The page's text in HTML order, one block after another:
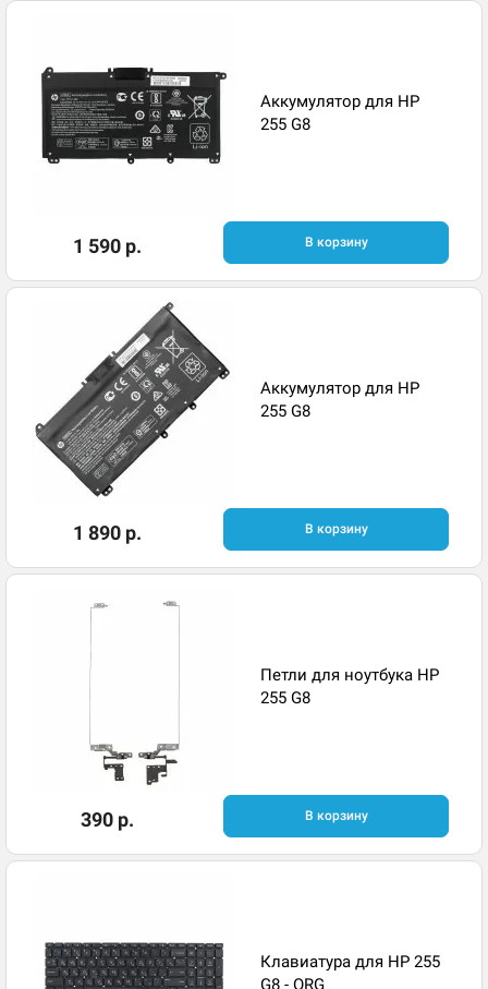
Аккумулятор для HP
255 G8
1 590 р. В корзину
Аккумулятор для HP
255 G8
1 890 р. В корзину
Петли для ноутбука HP
255 G8
390 р. В корзину
Клавиатура для HP 255
G8 - ORG